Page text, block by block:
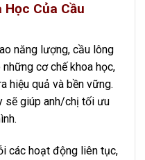
Học Của Cầu
năng lượng, cầu lông
cơ chế khoa học,
hiệu quả và bền vững.
sẽ giúp anh/chị tối ưu
các hoạt động liên tục,